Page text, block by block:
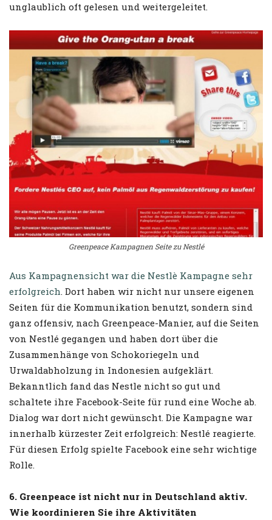
unglaublich oft gelesen und weitergeleitet.
Greenpeace Kampagnen Seite zu Nestlé
Aus Kampagnensicht war die Nestlè Kampagne sehr
erfolgreich. Dort haben wir nicht nur unsere eigenen
Seiten für die Kommunikation benutzt, sondern sind
ganz offensiv, nach Greenpeace-Manier, auf die Seiten
von Nestlé gegangen und haben dort über die
Zusammenhänge von Schokoriegeln und
Urwaldabholzung in Indonesien aufgeklärt.
Bekanntlich fand das Nestle nicht so gut und
schaltete ihre Facebook-Seite für rund eine Woche ab.
Dialog war dort nicht gewünscht. Die Kampagne war
innerhalb kürzester Zeit erfolgreich: Nestlé reagierte.
Für diesen Erfolg spielte Facebook eine sehr wichtige
Rolle.
6. Greenpeace ist nicht nur in Deutschland aktiv.
Wie koordinieren Sie ihre Aktivitäten